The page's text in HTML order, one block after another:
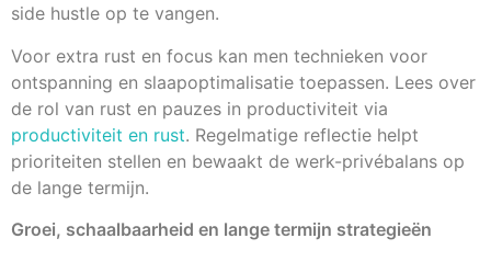
side hustle op te vangen.
Voor extra rust en focus kan men technieken voor
ontspanning en slaapoptimalisatie toepassen. Lees over
de rol van rust en pauzes in productiviteit via
productiviteit en rust. Regelmatige reflectie helpt
prioriteiten stellen en bewaakt de werk-privébalans op
de lange termijn.
Groei, schaalbaarheid en lange termijn strategieën